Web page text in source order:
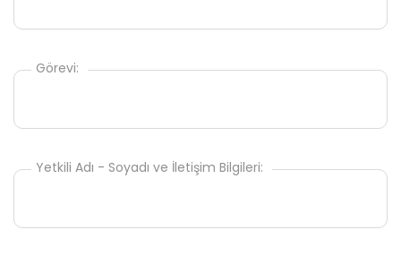
Görevi:
Yetkili Adı - Soyadı ve İletişim Bilgileri: